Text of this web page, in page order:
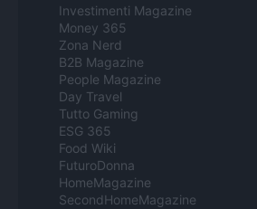
Investimenti Magazine
Money 365
Zona Nerd
B2B Magazine
People Magazine
Day Travel
Tutto Gaming
ESG 365
Food Wiki
FuturoDonna
HomeMagazine
SecondHomeMagazine